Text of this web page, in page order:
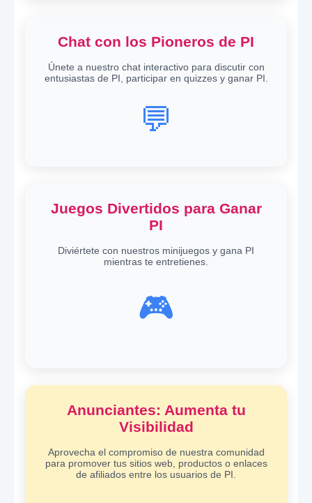
Chat con los Pioneros de PI
Únete a nuestro chat interactivo para discutir con
entusiastas de PI, participar en quizzes y ganar PI.
💬
Juegos Divertidos para Ganar
PI
Diviértete con nuestros minijuegos y gana PI
mientras te entretienes.
🎮
Anunciantes: Aumenta tu
Visibilidad
Aprovecha el compromiso de nuestra comunidad
para promover tus sitios web, productos o enlaces
de afiliados entre los usuarios de PI.